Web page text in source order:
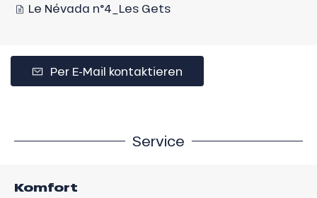
Le Névada n°4_Les Gets
Per E-Mail kontaktieren
Service
Komfort